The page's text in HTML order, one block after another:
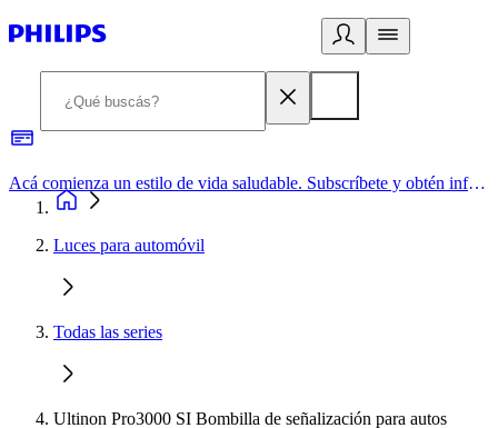
Acá comienza un estilo de vida saludable. Subscríbete y obtén información de primera mano
Luces para automóvil
Todas las series
Ultinon Pro3000 SI Bombilla de señalización para autos